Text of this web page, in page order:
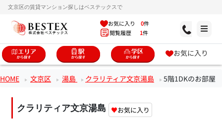
文京区の賃貸マンション探しはベステックスで
お気に入り 0件
閲覧履歴 1件
お気に入り
HOME 文京区 湯島 クラリティア文京湯島 5階1DKのお部屋
クラリティア文京湯島 ♥お気に入り